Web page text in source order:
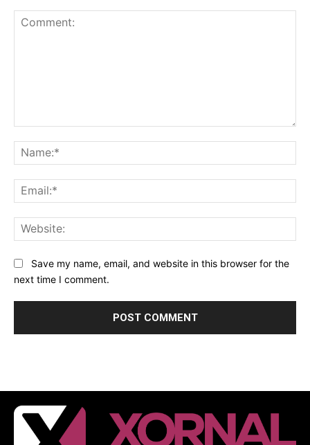
Save my name, email, and website in this browser for the
next time I comment.